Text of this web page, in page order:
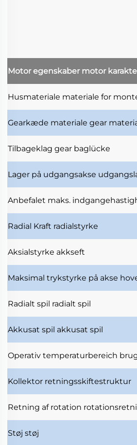
Motor egenskaber motor
Husmateriale materiale for
Gearkæde materiale gear
Tilbageklag gear baglücke
Lager på udgangsakse
Anbefalet maks.
Radial Kraft radialstyrke
Aksialstyrke akkseft
Maksimal trykstyrke på akse
Radialt spil radialt spil
Akkusat spil akkusat spil
Operativ temperaturbereich
Kollektor retningsskiftestruktur
Retning af rotation
Støj støj